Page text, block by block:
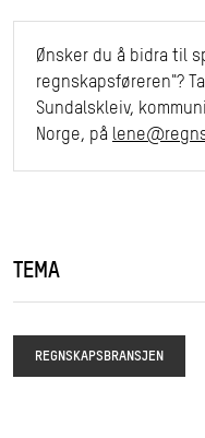
Ønsker du å bidra til
regnskapsføreren"?
Sundalskleiv,
Norge, på
TEMA
REGNSKAPSBRANSJEN